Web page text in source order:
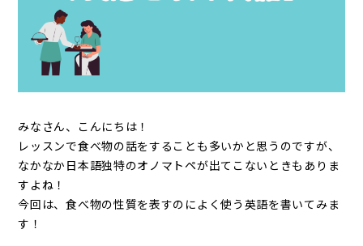
みなさん、こんにちは！
レッスンで食べ物の話をすることも多いかと思うのですが、
なかなか日本語独特のオノマトペが出てこないときもありま
すよね！
今回は、食べ物の性質を表すのによく使う英語を書いてみま
す！